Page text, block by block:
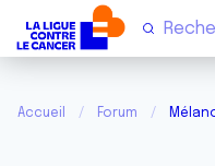
Accueil Forum